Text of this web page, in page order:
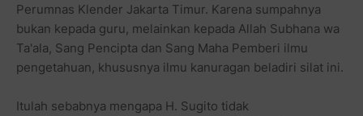
Perumnas Klender Jakarta Timur. Karena sumpahnya
bukan kepada guru, melainkan kepada Allah Subhana wa
Ta'ala, Sang Pencipta dan Sang Maha Pemberi ilmu
pengetahuan, khususnya ilmu kanuragan beladiri silat ini.
Itulah sebabnya mengapa H. Sugito tidak